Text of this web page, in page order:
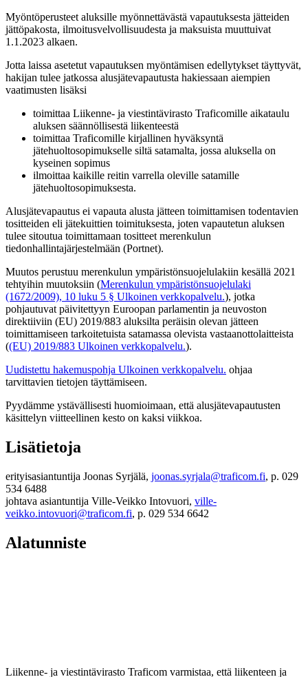
Myöntöperusteet aluksille myönnettävästä vapautuksesta jätteiden
jättöpakosta, ilmoitusvelvollisuudesta ja maksuista muuttuivat
1.1.2023 alkaen.
Jotta laissa asetetut vapautuksen myöntämisen edellytykset täyttyvät,
hakijan tulee jatkossa alusjätevapautusta hakiessaan aiempien
vaatimusten lisäksi
toimittaa Liikenne- ja viestintävirasto Traficomille aikataulu
aluksen säännöllisestä liikenteestä
toimittaa Traficomille kirjallinen hyväksyntä
jätehuoltosopimukselle siltä satamalta, jossa aluksella on
kyseinen sopimus
ilmoittaa kaikille reitin varrella oleville satamille
jätehuoltosopimuksesta.
Alusjätevapautus ei vapauta alusta jätteen toimittamisen todentavien
tositteiden eli jätekuittien toimituksesta, joten vapautetun aluksen
tulee sitoutua toimittamaan tositteet merenkulun
tiedonhallintajärjestelmään (Portnet).
Muutos perustuu merenkulun ympäristönsuojelulakiin kesällä 2021
tehtyihin muutoksiin (Merenkulun ympäristönsuojelulaki
(1672/2009), 10 luku 5 § Ulkoinen verkkopalvelu.), jotka
pohjautuvat päivitettyyn Euroopan parlamentin ja neuvoston
direktiiviin (EU) 2019/883 aluksilta peräisin olevan jätteen
toimittamiseen tarkoitetuista satamassa olevista vastaanottolaitteista
((EU) 2019/883 Ulkoinen verkkopalvelu.).
Uudistettu hakemuspohja Ulkoinen verkkopalvelu. ohjaa
tarvittavien tietojen täyttämiseen.
Pyydämme ystävällisesti huomioimaan, että alusjätevapautusten
käsittelyn viitteellinen kesto on kaksi viikkoa.
Lisätietoja
erityisasiantuntija Joonas Syrjälä, joonas.syrjala@traficom.fi, p. 029
534 6488
johtava asiantuntija Ville-Veikko Intovuori, ville-
veikko.intovuori@traficom.fi, p. 029 534 6642
Alatunniste
Liikenne- ja viestintävirasto Traficom varmistaa, että liikenteen ja